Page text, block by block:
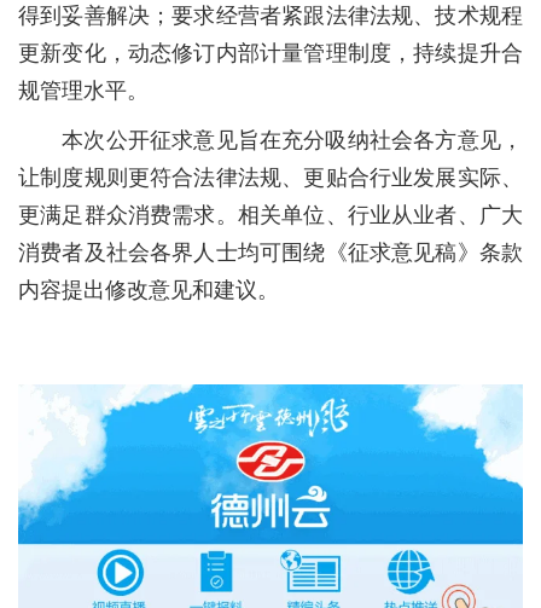
得到妥善解决；要求经营者紧跟法律法规、技术规程
更新变化，动态修订内部计量管理制度，持续提升合
规管理水平。
​本次公开征求意见旨在充分吸纳社会各方意见，
让制度规则更符合法律法规、更贴合行业发展实际、
更满足群众消费需求。相关单位、行业从业者、广大
消费者及社会各界人士均可围绕《征求意见稿》条款
内容提出修改意见和建议。